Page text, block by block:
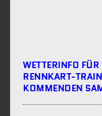
WETTERINFO
RENNKART-
KOMMENDEN